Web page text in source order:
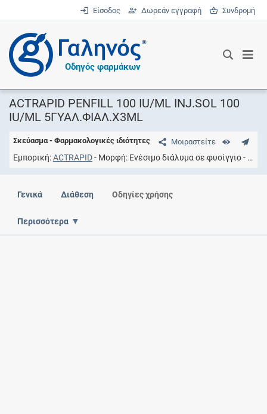
Είσοδος Δωρεάν εγγραφή Συνδρομή
®
Οδηγός φαρμάκων
ACTRAPID PENFILL 100 IU/ML INJ.SOL 100
IU/ML 5ΓΥΑΛ.ΦΙΑΛ.Χ3ML
Μοιραστείτε
Σκεύασμα - Φαρμακολογικές ιδιότητες
Εμπορική ACTRAPID Μορφή Eνέσιμο διάλυμα σε φυσίγγιο
Γενικά Διάθεση Οδηγίες χρήσης
Περισσότερα